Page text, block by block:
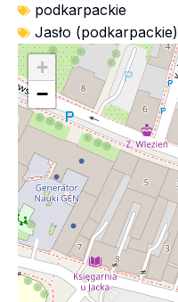
podkarpackie
Jasło (podkarpackie)
+
−